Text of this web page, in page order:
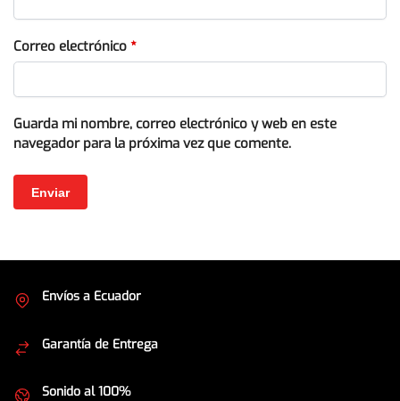
Correo electrónico *
Guarda mi nombre, correo electrónico y web en este
navegador para la próxima vez que comente.
Envíos a Ecuador
Garantía de Entrega
Sonido al 100%